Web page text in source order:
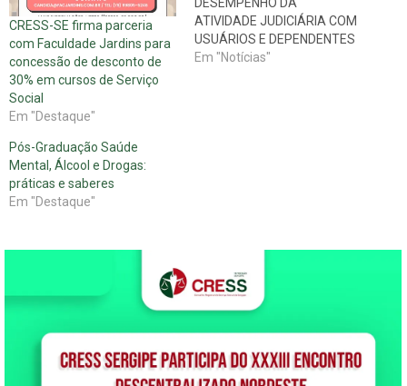
CRESS-SE firma parceria
com Faculdade Jardins para
concessão de desconto de
30% em cursos de Serviço
Social
Em "Destaque"
ATIVIDADE JUDICIÁRIA COM
USUÁRIOS E DEPENDENTES
DE DROGAS Estão abertas
Em "Notícias"
Pós-Graduação Saúde
Mental, Álcool e Drogas:
práticas e saberes
Em "Destaque"